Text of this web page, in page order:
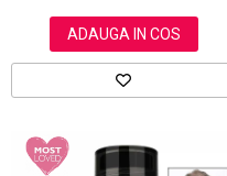
ADAUGA IN COS